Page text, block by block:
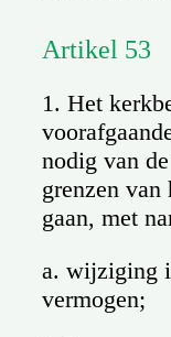
Artikel 53
1. Het
nodig van
grenzen van
gaan, met
a. wijziging
vermogen;